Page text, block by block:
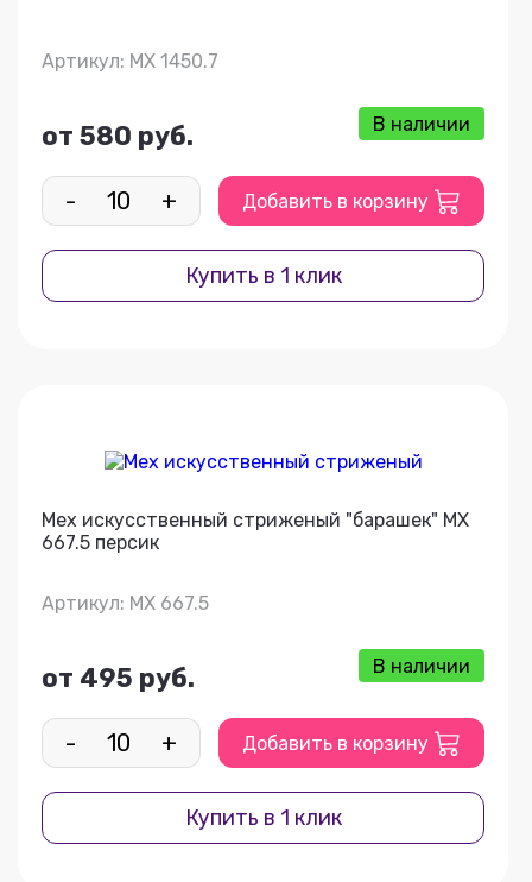
Артикул: МХ 1450.7
от 580 руб. В наличии
- + Добавить в корзину
Купить в 1 клик
Мех искусственный стриженый "барашек" МХ
667.5 персик
Артикул: МХ 667.5
от 495 руб. В наличии
- + Добавить в корзину
Купить в 1 клик